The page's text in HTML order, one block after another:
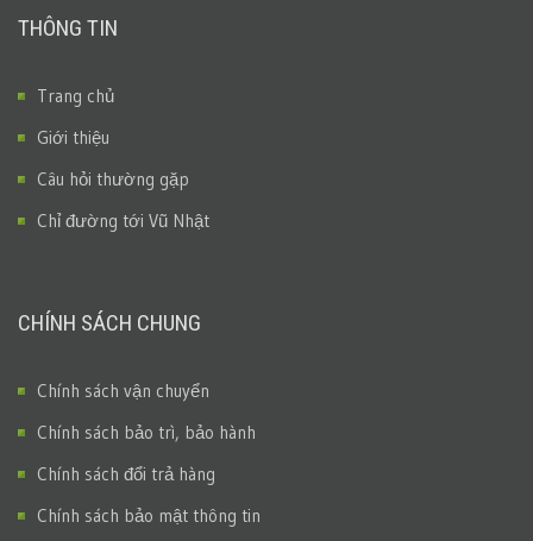
THÔNG TIN
Trang chủ
Giới thiệu
Câu hỏi thường gặp
Chỉ đường tới Vũ Nhật
CHÍNH SÁCH CHUNG
Chính sách vận chuyển
Chính sách bảo trì, bảo hành
Chính sách đổi trả hàng
Chính sách bảo mật thông tin